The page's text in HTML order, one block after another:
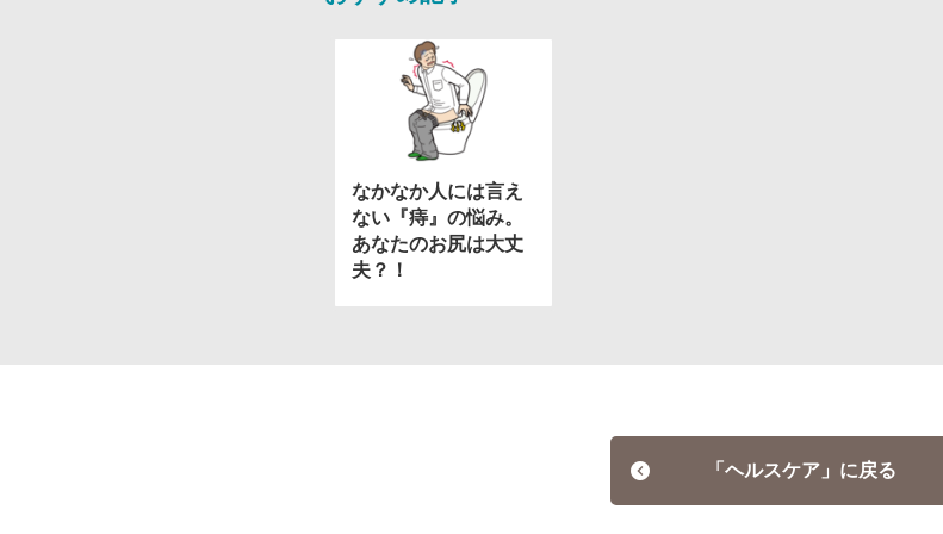
なかなか人には言え
ない『痔』の悩み。
あなたのお尻は大丈
夫？！
「ヘルスケア」に戻る